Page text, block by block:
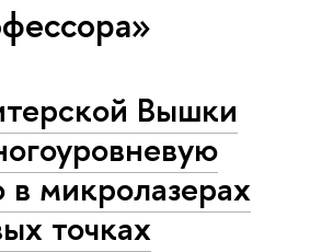
Вышки
микролазерах
точках